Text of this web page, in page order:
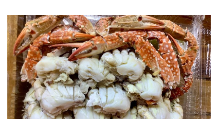
the
end
of
the
images
gallery